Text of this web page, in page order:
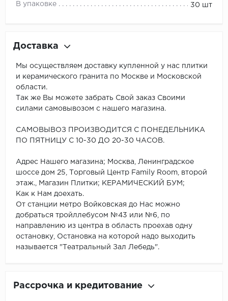
В упаковке 30 шт
Доставка
Мы осуществляем доставку купленной у нас плитки
и керамического гранита по Москве и Московской
области.
Так же Вы можете забрать Свой заказ Своими
силами самовывозом с нашего магазина.
САМОВЫВОЗ ПРОИЗВОДИТСЯ С ПОНЕДЕЛЬНИКА
ПО ПЯТНИЦУ С 10-30 ДО 20-30 ЧАСОВ.
Адрес Нашего магазина; Москва, Ленинградское
шоссе дом 25, Торговый Центр Family Room, второй
этаж., Магазин Плитки; КЕРАМИЧЕСКИЙ БУМ;
Как к Нам доехать.
От станции метро Войковская до Нас можно
добраться тройллебусом №43 или №6, по
направлению из центра в область проехав одну
остановку, Остановка на которой надо выходить
называется "Театральный Зал Лебедь".
Рассрочка и кредитование